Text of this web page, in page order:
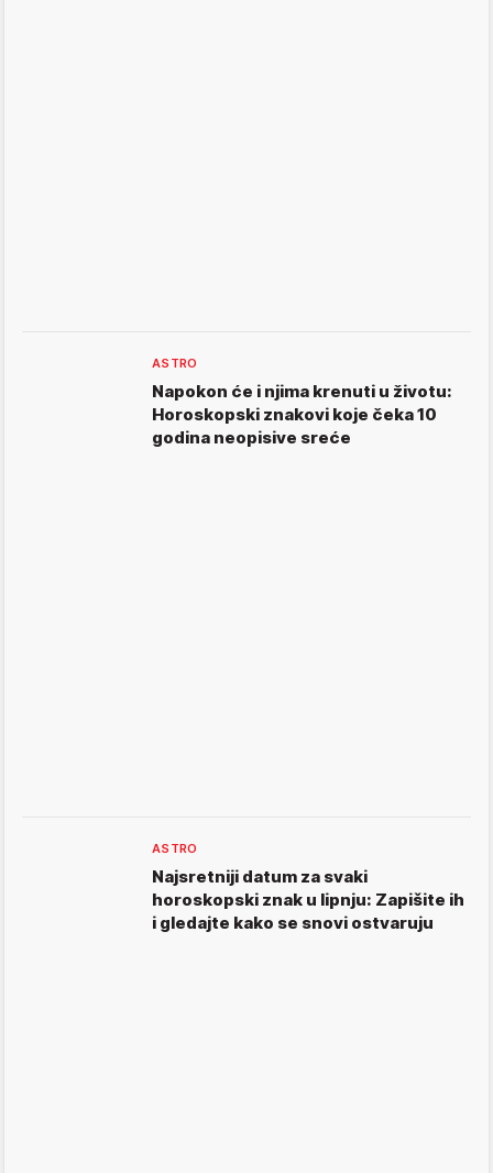
ASTRO
Napokon će i njima krenuti u životu:
Horoskopski znakovi koje čeka 10
godina neopisive sreće
ASTRO
Najsretniji datum za svaki
horoskopski znak u lipnju: Zapišite ih
i gledajte kako se snovi ostvaruju